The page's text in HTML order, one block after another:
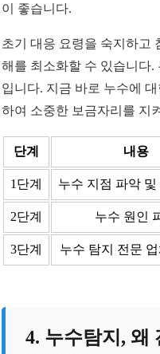
이 좋습니다.
초기 대응 요령을 숙지하고
해를 최소화할 수 있습니다.
입니다. 지금 바로 누수에
하여 소중한 보금자리를 지
단계 내용
1단계 누수 지점 파악 및
2단계 누수 원인
3단계 누수 탐지 전문
4. 누수탐지, 왜